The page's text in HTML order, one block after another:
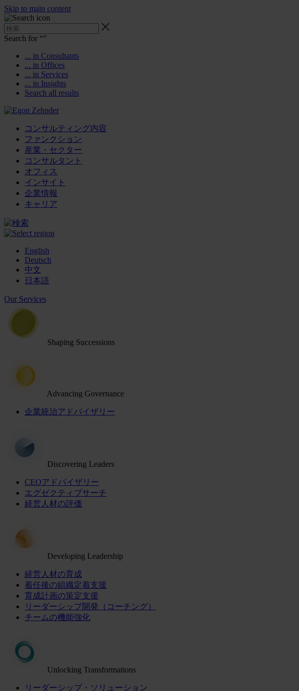
Skip to main content
Search for “”
... in Consultants
... in Offices
... in Services
... in Insights
Search all results
コンサルティング内容
ファンクション
産業・セクター
コンサルタント
オフィス
インサイト
企業情報
キャリア
English
Deutsch
中文
日本語
Our Services
Shaping Successions
Advancing Governance
企業統治アドバイザリー
Discovering Leaders
CEOアドバイザリー
エグゼクティブサーチ
経営人材の評価
Developing Leadership
経営人材の育成
着任後の組織定着支援
育成計画の策定支援
リーダーシップ開発（コーチング）
チームの機能強化
Unlocking Transformations
リーダーシップ・ソリューション